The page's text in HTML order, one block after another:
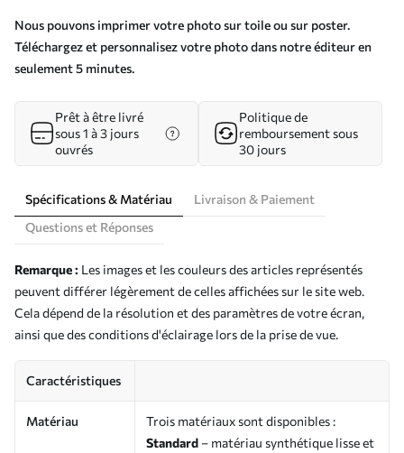
Nous pouvons imprimer votre photo sur toile ou sur poster.
Téléchargez et personnalisez votre photo dans notre éditeur en
seulement 5 minutes.
Prêt à être livré
sous 1 à 3 jours
ouvrés
Politique de
remboursement sous
30 jours
Spécifications & Matériau
Livraison & Paiement
Questions et Réponses
Remarque : Les images et les couleurs des articles représentés
peuvent différer légèrement de celles affichées sur le site web.
Cela dépend de la résolution et des paramètres de votre écran,
ainsi que des conditions d'éclairage lors de la prise de vue.
Caractéristiques
Matériau
Trois matériaux sont disponibles :
Standard – matériau synthétique lisse et